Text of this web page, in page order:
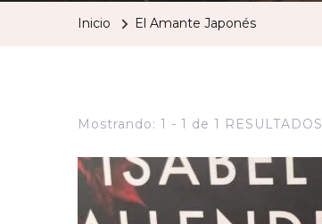
Inicio El Amante Japonés
Mostrando: 1 - 1 de 1 RESULTADOS